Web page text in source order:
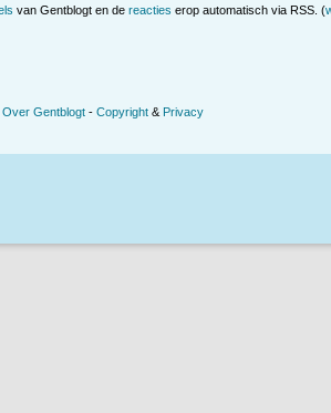
van Gentblogt en de reacties erop automatisch via RSS. (
Over Gentblogt - Copyright & Privacy